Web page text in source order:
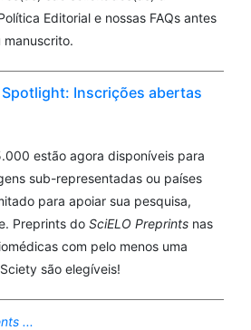
Editorial e nossas FAQs antes
manuscrito.
Spotlight: Inscrições abertas
estão agora disponíveis para
sub-representadas ou países
para apoiar sua pesquisa,
Preprints do SciELO Preprints nas
com pelo menos uma
são elegíveis!
...